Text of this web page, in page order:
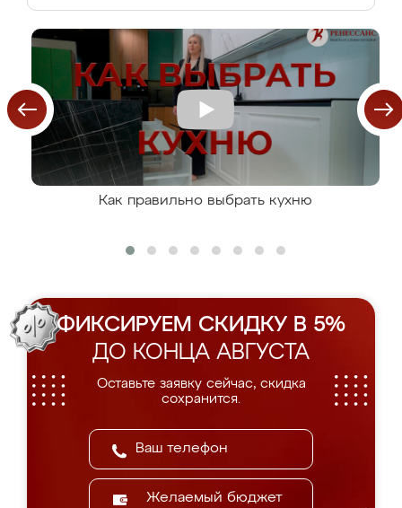
Как правильно выбрать кухню
ФИКСИРУЕМ СКИДКУ В 5%
ДО КОНЦА АВГУСТА
Оставьте заявку сейчас, скидка
сохранится.
Желаемый бюджет